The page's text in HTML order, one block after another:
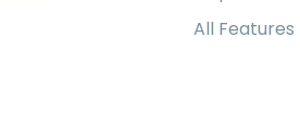
All Features